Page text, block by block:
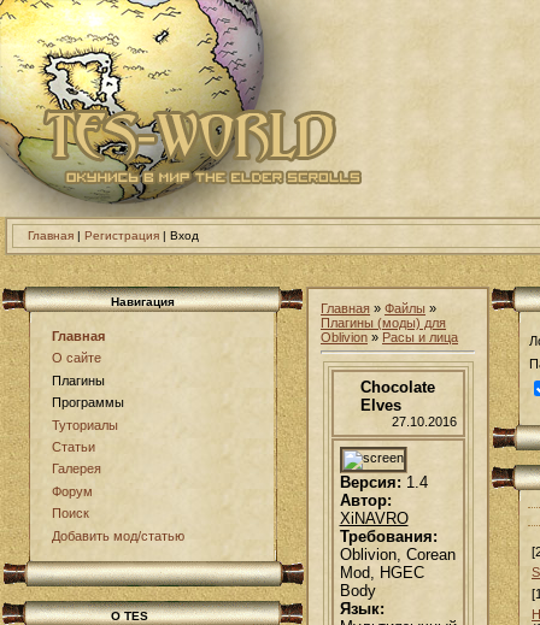
Главная| Регистрация| Вход
Навигация
Главная
О сайте
Плагины
Программы
Туториалы
Статьи
Галерея
Форум
Поиск
Добавить мод/статью
О TES
Главная » Файлы »
Плагины (моды) для
Oblivion » Расы и лица
Chocolate
Elves
27.10.2016
Версия: 1.4
Автор:
XiNAVRO
Требования:
Oblivion, Corean
Mod, HGEC
Body
Язык: